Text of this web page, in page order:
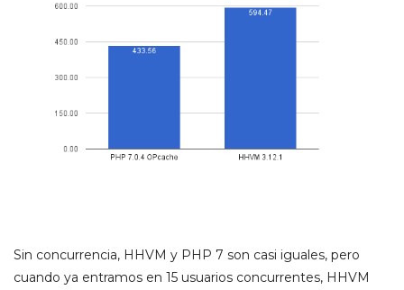
Sin concurrencia, HHVM y PHP 7 son casi iguales, pero
cuando ya entramos en 15 usuarios concurrentes, HHVM